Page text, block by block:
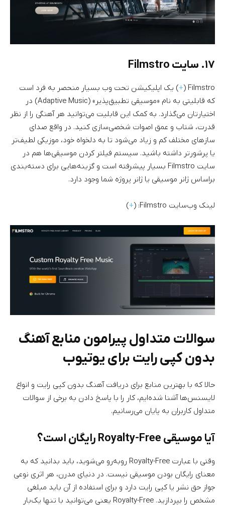
۱۷. سایت Filmstro
Filmstro (
+) یک اپلیکیشن تحت وب بسیار منحصر به فرد است
که قابلیتی به نام «موسیقی تطبیق‌پذیر» (Adaptive Music) در
اختیارتان می‌گذارد. به کمک این قابلیت می‌توانید هر آهنگی را از نظر
قدرت، شتاب و عمق اصوات شخصی‌سازی کنید. در واقع صدای
سازهای مختلف کم و زیاد می‌شود تا به دلخواه خود، موزیکی لطیف‌تر
یا پرشورتر داشته باشید. سیستم فیلتر کردن موسیقی‌ها هم در
سایت Filmstro بسیار پیشرفته است و گزینه‌هایی برای دسته‌بندی
براساس ژانر موسیقی یا ژانر پروژه شما وجود دارد.
لینک وب‌سایت Filmstro: ( +
)
سوالات متداول پیرامون منابع آهنگ
بدون کپی رایت برای یوتیوب
حالا که با بهترین منابع برای دریافت آهنگ بدون کپی رایت و انواع
لایسنس‌ها آشنا شده‌ایم، کار را با پاسخ دادن به برخی از سوالات
متداول کاربران به پایان می‌رسانیم.
آیا موسیقی Royalty-Free رایگان است؟
وقتی با عبارت Royalty-Free روبه‌رو می‌شوید، باید بدانید که به
معنای رایگان بودن موسیقی نیست. در دنیای مدرن، هر اثری نوعی
جواز حق نشر یا کپی رایت دارد و برای استفاده از آن باید مبلغی
مشخص را بپردازید. Royalty-Free یعنی می‌توانید با تنها یک‌بار